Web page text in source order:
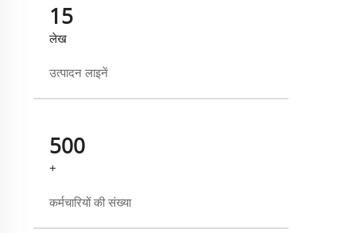
15
लेख
उत्पादन लाइनें
500
+
कर्मचारियों की संख्या